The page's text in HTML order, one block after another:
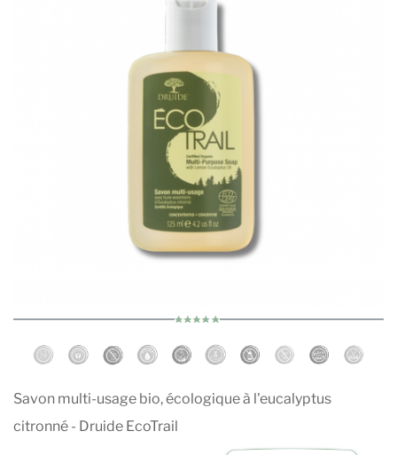
Savon multi-usage bio, écologique à l'eucalyptus
citronné - Druide EcoTrail